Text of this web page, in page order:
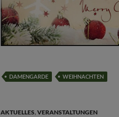
DAMENGARDE WEIHNACHTEN
AKTUELLES,VERANSTALTUNGEN